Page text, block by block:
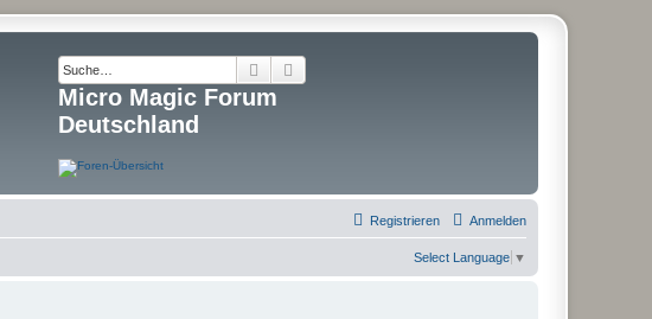
Suche
Micro Magic Forum
Deutschland
Anmelden
Registrieren
Select Language ▼